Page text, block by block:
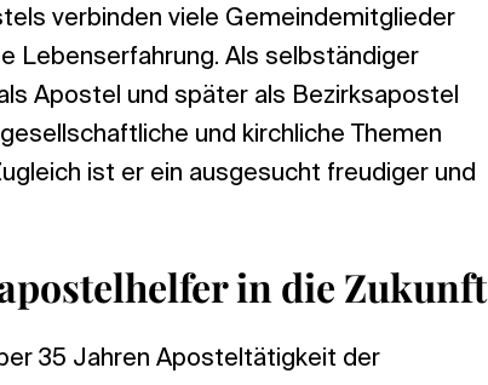
verbinden viele Gemeindemitglieder
Lebenserfahrung. Als selbständiger
Apostel und später als Bezirksapostel
und kirchliche Themen
ist er ein ausgesucht freudiger und
in die Zukunft
35 Jahren Aposteltätigkeit der